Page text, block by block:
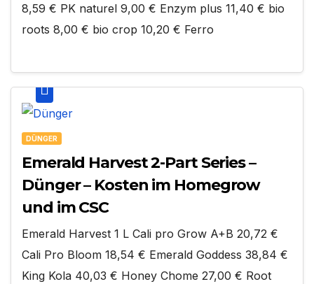
8,59 € PK naturel 9,00 € Enzym plus 11,40 € bio
roots 8,00 € bio crop 10,20 € Ferro
DÜNGER
Emerald Harvest 2-Part Series –
Dünger – Kosten im Homegrow
und im CSC
Emerald Harvest 1 L Cali pro Grow A+B 20,72 €
Cali Pro Bloom 18,54 € Emerald Goddess 38,84 €
King Kola 40,03 € Honey Chome 27,00 € Root